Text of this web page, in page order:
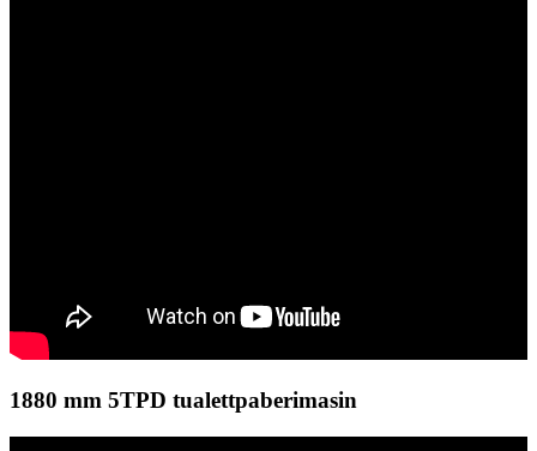
1880 mm 5TPD tualettpaberimasin